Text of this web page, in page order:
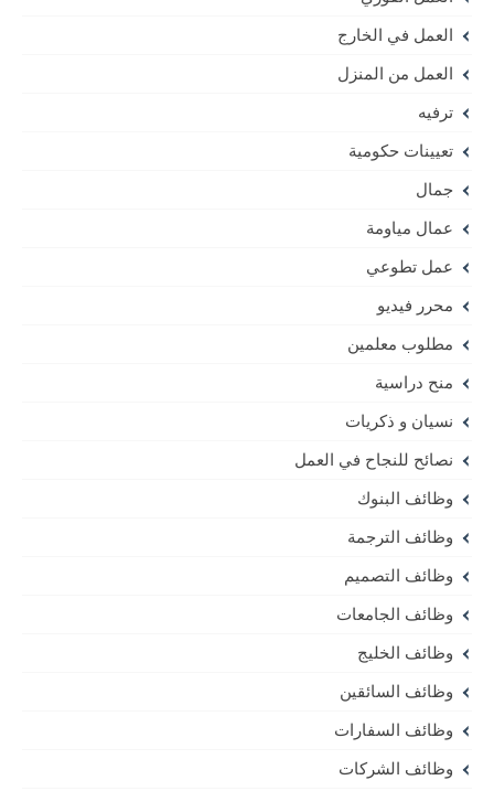
العمل في الخارج
العمل من المنزل
ترفيه
تعيينات حكومية
جمال
عمال مياومة
عمل تطوعي
محرر فيديو
مطلوب معلمين
منح دراسية
نسيان و ذكريات
نصائح للنجاح في العمل
وظائف البنوك
وظائف الترجمة
وظائف التصميم
وظائف الجامعات
وظائف الخليج
وظائف السائقين
وظائف السفارات
وظائف الشركات